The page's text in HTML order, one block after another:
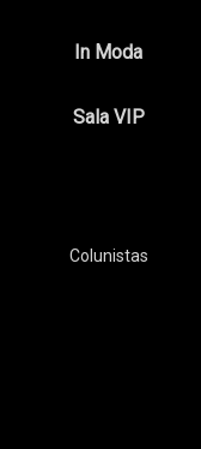
In Moda
Sala VIP
Colunistas